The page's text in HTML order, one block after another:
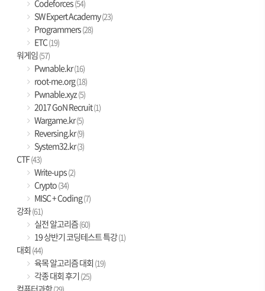
Codeforces(54)
SW Expert Academy(23)
Programmers(28)
ETC(19)
워게임(57)
Pwnable.kr(16)
root-me.org(18)
Pwnable.xyz(5)
2017 GoN Recruit(1)
Wargame.kr(5)
Reversing.kr(9)
System32.kr(3)
CTF(43)
Write-ups(2)
Crypto(34)
MISC + Coding(7)
강좌(61)
실전 알고리즘(60)
19 상반기 코딩테스트 특강(1)
대회 (44)
육목 알고리즘 대회 (19)
각종 대회 후기(25)